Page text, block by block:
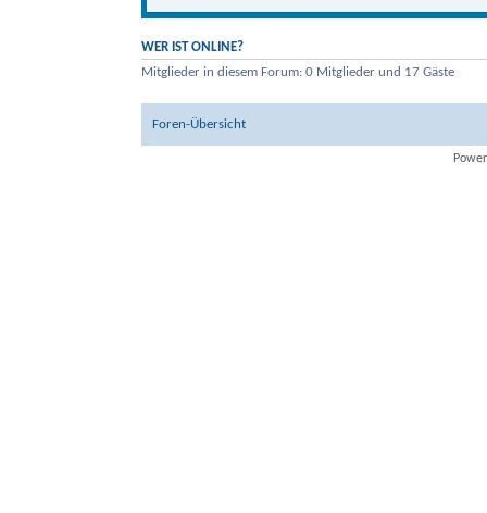
WER IST ONLINE?
Mitglieder in diesem Forum: 0 Mitglieder und 17 Gäste
Foren-Übersicht